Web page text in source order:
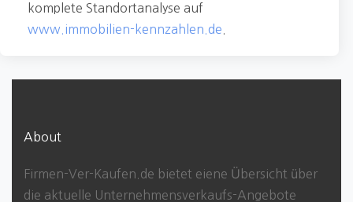
komplete Standortanalyse auf
www.immobilien-kennzahlen.de
About
Firmen-Ver-Kaufen.de bietet eiene Übersicht über
die aktuelle Unternehmensverkaufs-Angebote